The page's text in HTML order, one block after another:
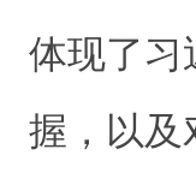
体现了习
握，以及